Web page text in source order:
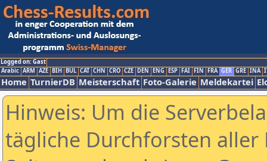
Logged on: Gast
Arabic ARM AZE BIH BUL CAT CHN CRO CZE DEN ENG ESP FAI FIN FRA GER GRE INA
Home TurnierDB Meisterschaft Foto-Galerie Meldekartei
Hinweis: Um die
tägliche Durchforsten aller